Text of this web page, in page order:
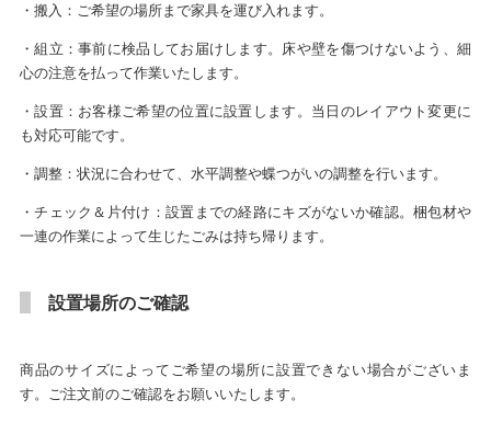
・搬入：ご希望の場所まで家具を運び入れます。
・組立：事前に検品してお届けします。床や壁を傷つけないよう、細
心の注意を払って作業いたします。
・設置：お客様ご希望の位置に設置します。当日のレイアウト変更に
も対応可能です。
・調整：状況に合わせて、水平調整や蝶つがいの調整を行います。
・チェック＆片付け：設置までの経路にキズがないか確認。梱包材や
一連の作業によって生じたごみは持ち帰ります。
設置場所のご確認
商品のサイズによってご希望の場所に設置できない場合がございま
す。ご注文前のご確認をお願いいたします。